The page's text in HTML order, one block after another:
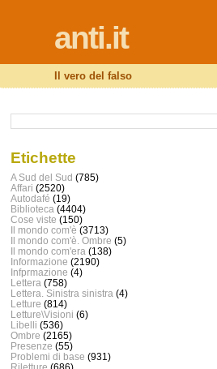
anti.it
Il vero del falso
Etichette
A Sud del Sud (785)
Affari (2520)
Autodafé (19)
Biblioteca (4404)
Cose viste (150)
Il mondo com'è (3713)
Il mondo com'è. Ombre (5)
Il mondo com'era (138)
Informazione (2190)
Infprmazione (4)
Lettera (758)
Lettera. Sinistra sinistra (4)
Letture (814)
Letture\Visioni (6)
Libelli (536)
Ombre (2165)
Presenze (55)
Problemi di base (931)
Riletture (686)